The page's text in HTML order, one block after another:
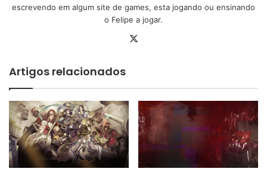
escrevendo em algum site de games, esta jogando ou ensinando
o Felipe a jogar.
Artigos relacionados